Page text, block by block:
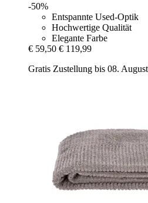
-50%
Entspannte Used-Optik
Hochwertige Qualität
Elegante Farbe
€ 59,50 € 119,99
Gratis Zustellung bis 08. August